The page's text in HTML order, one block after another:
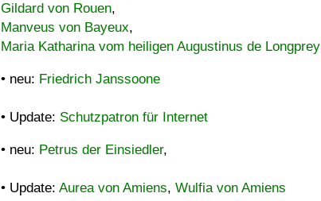
Gildard von Rouen,
Manveus von Bayeux,
Maria Katharina vom heiligen Augustinus de Longprey
• neu: Friedrich Janssoone
• Update: Schutzpatron für Internet
• neu: Petrus der Einsiedler,
• Update: Aurea von Amiens, Wulfia von Amiens